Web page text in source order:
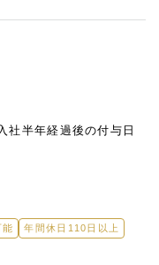
社半年経過後の付与日
能
年間休日110日以上